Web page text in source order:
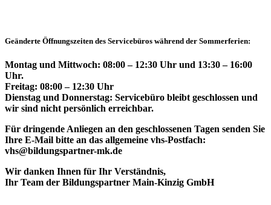
Geänderte Öffnungszeiten des Servicebüros während der Sommerferien:
Montag und Mittwoch: 08:00 – 12:30 Uhr und 13:30 – 16:00
Uhr.
Freitag: 08:00 – 12:30 Uhr
Dienstag und Donnerstag: Servicebüro bleibt geschlossen und
wir sind nicht persönlich erreichbar.
Für dringende Anliegen an den geschlossenen Tagen senden Sie
Ihre E-Mail bitte an das allgemeine vhs-Postfach:
vhs@bildungspartner-mk.de
Wir danken Ihnen für Ihr Verständnis,
Ihr Team der Bildungspartner Main-Kinzig GmbH